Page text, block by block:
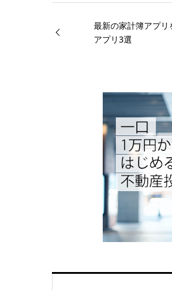
最新の家計簿アプリ
アプリ3選